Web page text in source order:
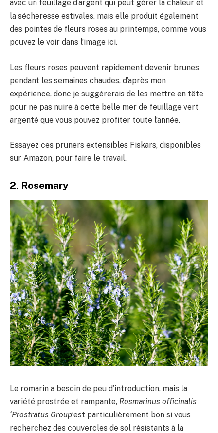
avec un feuillage d’argent qui peut gérer la chaleur et
la sécheresse estivales, mais elle produit également
des pointes de fleurs roses au printemps, comme vous
pouvez le voir dans l’image ici.
Les fleurs roses peuvent rapidement devenir brunes
pendant les semaines chaudes, d’après mon
expérience, donc je suggérerais de les mettre en tête
pour ne pas nuire à cette belle mer de feuillage vert
argenté que vous pouvez profiter toute l’année.
Essayez ces pruners extensibles Fiskars, disponibles
sur Amazon, pour faire le travail.
2. Rosemary
Le romarin a besoin de peu d’introduction, mais la
variété prostrée et rampante, Rosmarinus officinalis
‘Prostratus Group’est particulièrement bon si vous
recherchez des couvercles de sol résistants à la